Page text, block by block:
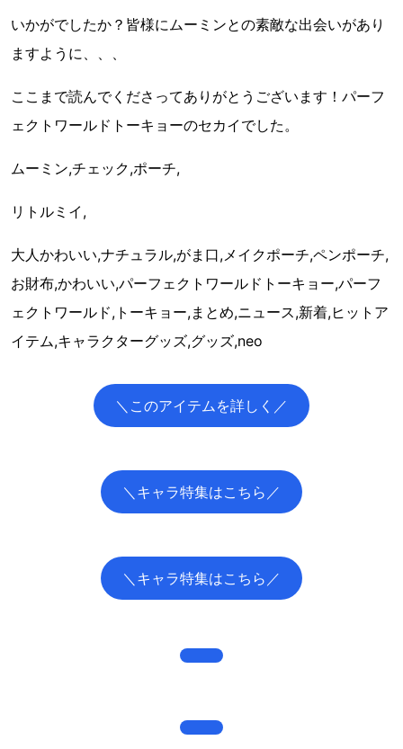
いかがでしたか？皆様にムーミンとの素敵な出会いがあり
ますように、、、
ここまで読んでくださってありがとうございます！パーフ
ェクトワールドトーキョーのセカイでした。
ムーミン,チェック,ポーチ,
リトルミイ,
大人かわいい,ナチュラル,がま口,メイクポーチ,ペンポーチ,
お財布,かわいい,パーフェクトワールドトーキョー,パーフ
ェクトワールド,トーキョー,まとめ,ニュース,新着,ヒットア
イテム,キャラクターグッズ,グッズ,neo
＼このアイテムを詳しく／
＼キャラ特集はこちら／
＼キャラ特集はこちら／